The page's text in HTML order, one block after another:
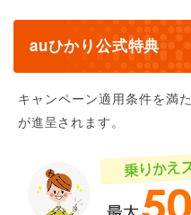
auひかり公式特典
キャンペーン適用条件を満
が進呈されます。